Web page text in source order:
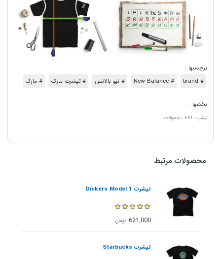
برچسبها :
# brand
# New Balance # نیو بالانس # تیشرت مارک # مارک
بخشها :
تیشرت EX1 محصولات
محصولات مرتبط
تیشرت Dickers Model 1
621,000 تومان
تیشرت Starbucks